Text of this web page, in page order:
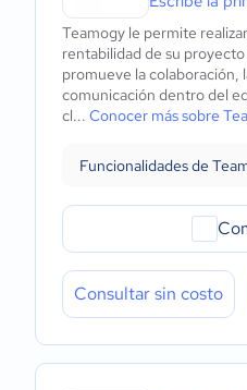
Teamogy le permite
rentabilidad de su
promueve la colaboración,
comunicación dentro del
cl... Conocer más sobre
Funcionalidades de
Consultar sin costo